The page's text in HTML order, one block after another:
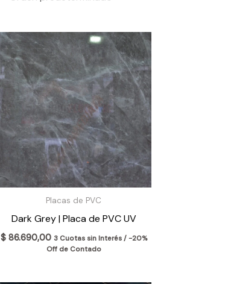
Placas de PVC
Dark Grey | Placa de PVC UV
$86.690,00 3 Cuotas sin Interés / -20%
Off de Contado